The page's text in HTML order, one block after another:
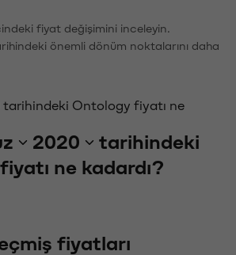
fiyat değişimini inceleyin.
önemli dönüm noktalarını daha
tarihindeki Ontology fiyatı ne
2020
tarihindeki
fiyatı ne kadardı?
fiyatları